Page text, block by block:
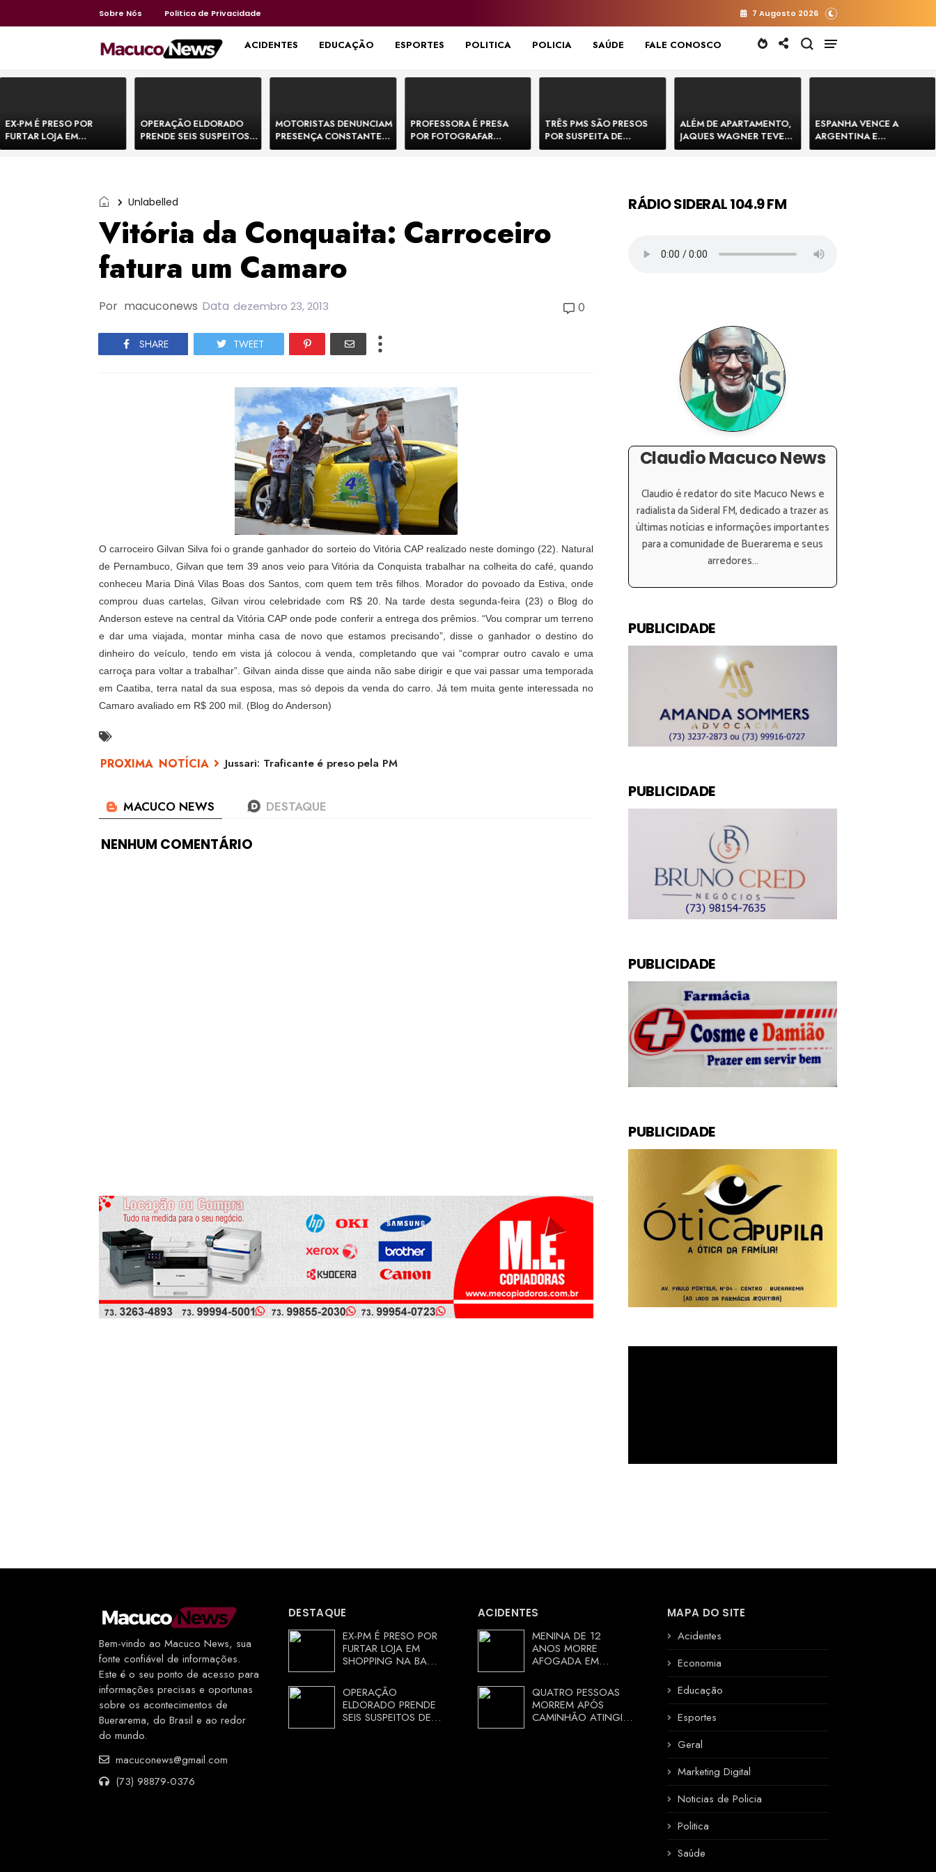
Sobre Nós Politica de Privacidade 7 Augosto 2026
HOME ACIDENTES EDUCAÇÃO ESPORTES POLITICA POLICIA SAÚDE FALE CONOSCO
EX-PM É PRESO POR
FURTAR LOJA EM
SHOPPING NA BAHIA E
OPERAÇÃO ELDORADO
PRENDE SEIS SUSPEITOS
DE MOVIMENTAR R$ 25
MOTORISTAS DENUNCIAM
PRESENÇA CONSTANTE
DE BOVINOS NA BR-330 E
PROFESSORA É PRESA
POR FOTOGRAFAR
PARTES ÍNTIMAS DE
TRÊS PMS SÃO PRESOS
POR SUSPEITA DE
EXECUTAR DOIS HOMENS
ALÉM DE APARTAMENTO,
JAQUES WAGNER TEVE
VENDA DE TERRENO PARA
ESPANHA VENCE A
ARGENTINA E
CONQUISTA A COPA DO
Unlabelled
Vitória da Conquaita: Carroceiro
fatura um Camaro
Por macuconews Data dezembro 23, 2013 0
SHARE TWEET
O carroceiro Gilvan Silva foi o grande ganhador do sorteio do Vitória CAP realizado neste domingo (22). Natural
de Pernambuco, Gilvan que tem 39 anos veio para Vitória da Conquista trabalhar na colheita do café, quando
conheceu Maria Diná Vilas Boas dos Santos, com quem tem três filhos. Morador do povoado da Estiva, onde
comprou duas cartelas, Gilvan virou celebridade com R$ 20. Na tarde desta segunda-feira (23) o Blog do
Anderson esteve na central da Vitória CAP onde pode conferir a entrega dos prêmios. “Vou comprar um terreno
e dar uma viajada, montar minha casa de novo que estamos precisando”, disse o ganhador o destino do
dinheiro do veículo, tendo em vista já colocou à venda, completando que vai “comprar outro cavalo e uma
carroça para voltar a trabalhar”. Gilvan ainda disse que ainda não sabe dirigir e que vai passar uma temporada
em Caatiba, terra natal da sua esposa, mas só depois da venda do carro. Já tem muita gente interessada no
Camaro avaliado em R$ 200 mil. (Blog do Anderson)
Jussari: Traficante é preso pela PM
NENHUM COMENTÁRIO
RÁDIO SIDERAL 104.9 FM
Claudio Macuco News
Claudio é redator do site Macuco News e
radialista da Sideral FM, dedicado a trazer as
últimas notícias e informações importantes
para a comunidade de Buerarema e seus
arredores...
PUBLICIDADE
PUBLICIDADE
PUBLICIDADE
PUBLICIDADE
Bem-vindo ao Macuco News, sua
fonte confiável de informações.
Este é o seu ponto de acesso para
informações precisas e oportunas
sobre os acontecimentos de
Buerarema, do Brasil e ao redor
do mundo.
macuconews@gmail.com
(73) 98879-0376
DESTAQUE
EX-PM É PRESO POR
FURTAR LOJA EM
SHOPPING NA BAHIA
CORRENDO DE
DELEGACIA
OPERAÇÃO
ELDORADO PRENDE
SEIS SUSPEITOS DE
ACIDENTES
MENINA DE 12
ANOS MORRE
AFOGADA EM
RURAL DE ARACI,
BAHIA; POLÍCIA
INVESTIGA
CIRCUNSTÂNCIAS
QUATRO PESSOAS
MORREM APÓS
CAMINHÃO ATINGIR
MAPA DO SITE
Acidentes
Economia
Educação
Esportes
Geral
Marketing Digital
Noticias de Policia
Politica
Saúde